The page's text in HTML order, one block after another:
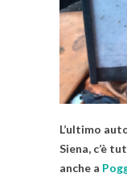
L’ultimo
Siena, c’è
anche a